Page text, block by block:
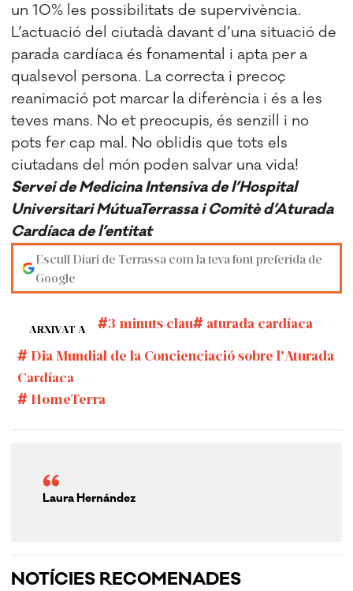
un 10% les possibilitats de supervivència.
L’actuació del ciutadà davant d’una situació de
parada cardíaca és fonamental i apta per a
qualsevol persona. La correcta i precoç
reanimació pot marcar la diferència i és a les
teves mans. No et preocupis, és senzill i no
pots fer cap mal. No oblidis que tots els
ciutadans del món poden salvar una vida!
Servei de Medicina Intensiva de l’Hospital
Universitari MútuaTerrassa i Comitè d’Aturada
Cardíaca de l’entitat
Escull Diari de Terrassa com la teva font preferida de
Google
ARXIVAT A 3 minuts clau
aturada cardíaca
Dia Mundial de la Concienciació sobre l'Aturada
Cardíaca
HomeTerra
Laura Hernández
NOTÍCIES RECOMENADES